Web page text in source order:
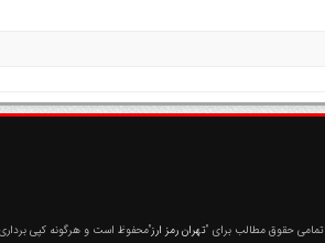
تمامی حقوق مطالب برای "تهران رمز ارز"محفوظ است و هرگونه کپی